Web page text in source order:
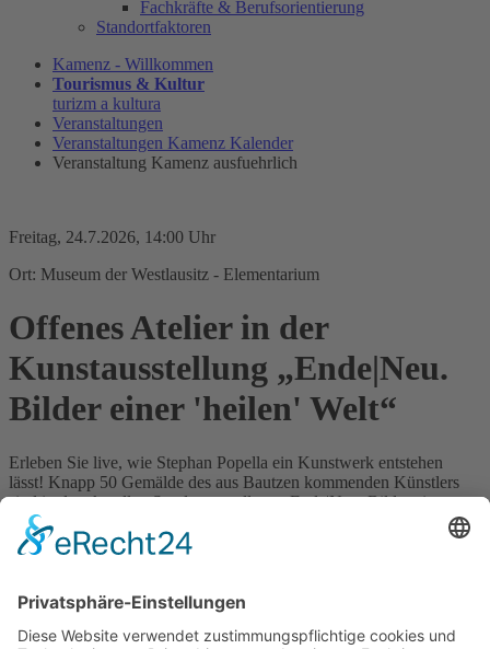
Fachkräfte & Berufsorientierung
Standortfaktoren
Kamenz - Willkommen
Tourismus & Kultur
turizm a kultura
Veranstaltungen
Veranstaltungen Kamenz Kalender
Veranstaltung Kamenz ausfuehrlich
Freitag, 24.7.2026, 14:00 Uhr
Ort: Museum der Westlausitz - Elementarium
Offenes Atelier in der
Kunstausstellung „Ende|Neu.
Bilder einer 'heilen' Welt“
Erleben Sie live, wie Stephan Popella ein Kunstwerk entstehen
lässt! Knapp 50 Gemälde des aus Bautzen kommenden Künstlers
sind in der aktuellen Sonderausstellung „Ende|Neu. Bilder einer
>heilen< Welt“ im Elementarium, Museum der Westlausitz in
Kamenz zu sehen. Lassen Sie die Ausstellung auf sich wirken und
erleben Sie eine besondere Erfahrung – die des „offenen Ateliers“.
die aus der Hand des Künstlers stammen. Von 14:00 bis 17:00 Uhr
selbst kreativ werden können und ein eigenes Kunstwerk erschaffen